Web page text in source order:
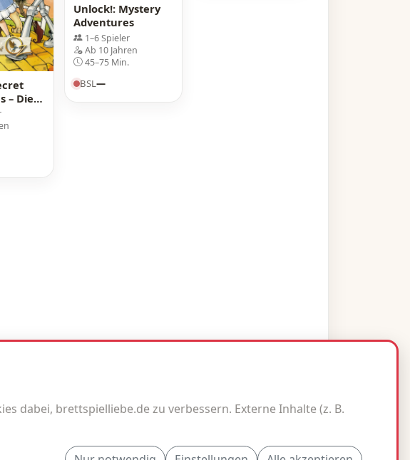
– Die
Oz
Unlock!: Mystery
Adventures
1–6 Spieler
Ab 10 Jahren
45–75 Min.
BSL —
dabei, brettspielliebe.de zu verbessern. Externe Inhalte (z. B.